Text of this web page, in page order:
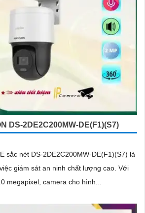
DS-2DE2C200MW-DE(F1)(S7)
sắc nét DS-2DE2C200MW-DE(F1)(S7) là
giám sát an ninh chất lượng cao. Với
megapixel, camera cho hình...